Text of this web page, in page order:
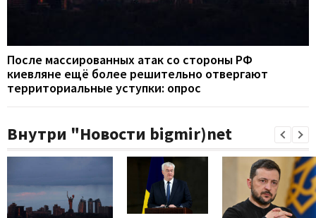
После массированных атак со стороны РФ
киевляне ещё более решительно отвергают
территориальные уступки: опрос
Внутри "Новости bigmir)net